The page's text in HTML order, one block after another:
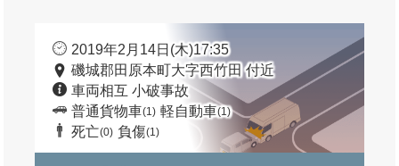
2019年2月14日(木)17:35
磯城郡田原本町大字西竹田 付近
車両相互 小破事故
普通貨物車(1) 軽自動車(1)
死亡(0) 負傷(1)